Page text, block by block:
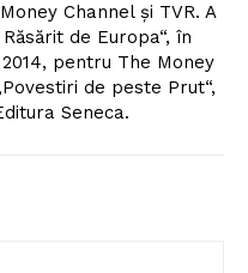
Channel și TVR. A
de Europa“, în
pentru The Money
de peste Prut“,
Seneca.